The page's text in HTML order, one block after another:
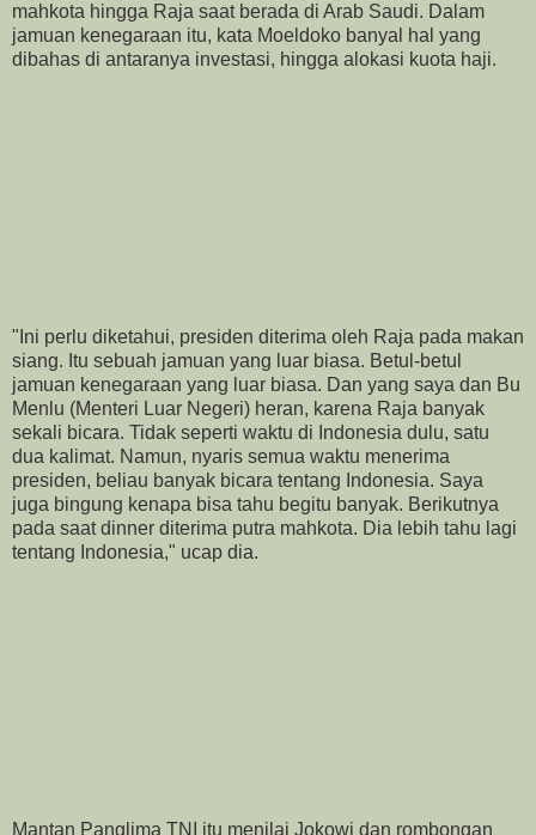
mahkota hingga Raja saat berada di Arab Saudi. Dalam
jamuan kenegaraan itu, kata Moeldoko banyal hal yang
dibahas di antaranya investasi, hingga alokasi kuota haji.
"Ini perlu diketahui, presiden diterima oleh Raja pada makan
siang. Itu sebuah jamuan yang luar biasa. Betul-betul
jamuan kenegaraan yang luar biasa. Dan yang saya dan Bu
Menlu (Menteri Luar Negeri) heran, karena Raja banyak
sekali bicara. Tidak seperti waktu di Indonesia dulu, satu
dua kalimat. Namun, nyaris semua waktu menerima
presiden, beliau banyak bicara tentang Indonesia. Saya
juga bingung kenapa bisa tahu begitu banyak. Berikutnya
pada saat dinner diterima putra mahkota. Dia lebih tahu lagi
tentang Indonesia," ucap dia.
Mantan Panglima TNI itu menilai Jokowi dan rombongan